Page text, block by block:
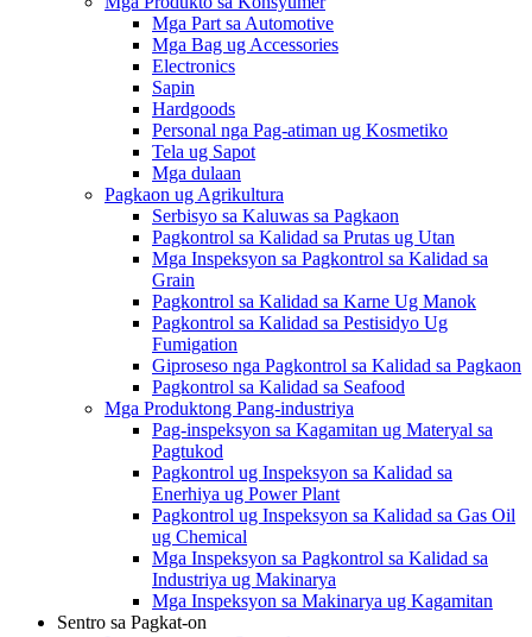
Mga Part sa Automotive
Mga Bag ug Accessories
Electronics
Sapin
Hardgoods
Personal nga Pag-atiman ug Kosmetiko
Tela ug Sapot
Mga dulaan
Pagkaon ug Agrikultura
Serbisyo sa Kaluwas sa Pagkaon
Pagkontrol sa Kalidad sa Prutas ug Utan
Mga Inspeksyon sa Pagkontrol sa Kalidad sa
Grain
Pagkontrol sa Kalidad sa Karne Ug Manok
Pagkontrol sa Kalidad sa Pestisidyo Ug
Fumigation
Giproseso nga Pagkontrol sa Kalidad sa Pagkaon
Pagkontrol sa Kalidad sa Seafood
Mga Produktong Pang-industriya
Pag-inspeksyon sa Kagamitan ug Materyal sa
Pagtukod
Pagkontrol ug Inspeksyon sa Kalidad sa
Enerhiya ug Power Plant
Pagkontrol ug Inspeksyon sa Kalidad sa Gas Oil
ug Chemical
Mga Inspeksyon sa Pagkontrol sa Kalidad sa
Industriya ug Makinarya
Mga Inspeksyon sa Makinarya ug Kagamitan
Sentro sa Pagkat-on